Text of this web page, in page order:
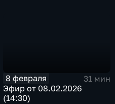
8 февраля
31 мин
Эфир от 08.02.2026
(14:30)